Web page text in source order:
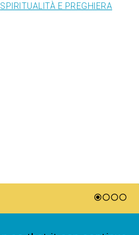
SPIRITUALITÀ E PREGHIERA